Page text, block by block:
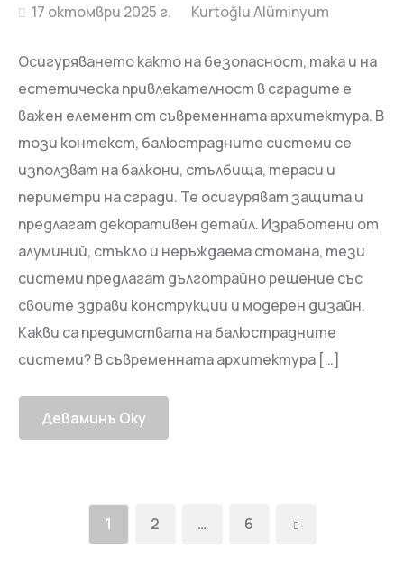
17 октомври 2025 г.
Осигуряването както на безопасност, така и на
естетическа привлекателност в сградите е
важен елемент от съвременната архитектура. В
този контекст, балюстрадните системи се
използват на балкони, стълбища, тераси и
периметри на сгради. Те осигуряват защита и
предлагат декоративен детайл. Изработени от
алуминий, стъкло и неръждаема стомана, тези
системи предлагат дълготрайно решение със
своите здрави конструкции и модерен дизайн.
Какви са предимствата на балюстрадните
системи? В съвременната архитектура […]
Деваминъ Оку
1 2 … 6